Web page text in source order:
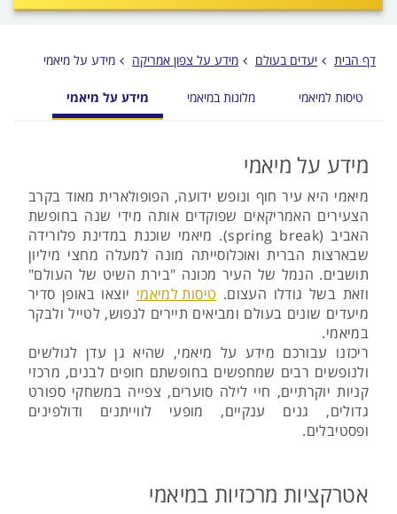
לפני
דף הבית יעדים בעולם מידע על צפון אמריקה מידע על מיאמי
טיסות למיאמי מלונות במיאמי מידע על מיאמי
מידע על מיאמי
מיאמי היא עיר חוף ונופש ידועה, הפופולארית מאוד בקרב
הצעירים האמריקאים שפוקדים אותה מידי שנה בחופשת
האביב (spring break‬‏). מיאמי שוכנת במדינת פלורידה
שבארצות הברית ואוכלוסייתה מונה למעלה מחצי מיליון
תושבים. הנמל של העיר מכונה "בירת השיט של העולם"
וזאת בשל גודלו העצום. טיסות למיאמי יוצאו באופן סדיר
מיעדים שונים בעולם ומביאים תיירים לנפוש, לטייל ולבקר
במיאמי.
ריכזנו עבורכם מידע על מיאמי, שהיא גן עדן לגולשים
ולנופשים רבים שמחפשים בחופשתם חופים לבנים, מרכזי
קניות יוקרתיים, חיי לילה סוערים, צפייה במשחקי ספורט
גדולים, גנים ענקיים, מופעי לווייתנים ודולפינים
ופסטיבלים.
אטרקציות מרכזיות במיאמי